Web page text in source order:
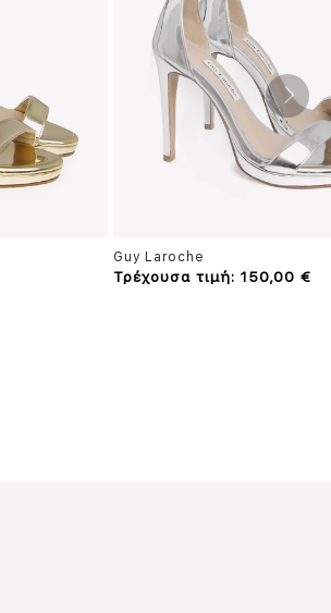
Guy Laroche
Τρέχουσα τιμή: 150,00 €